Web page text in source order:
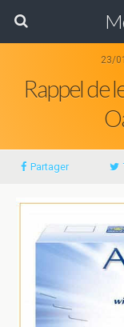
23/
Rappel de
Partager